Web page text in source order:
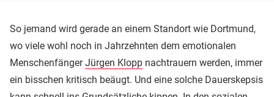
So jemand wird gerade an einem Standort wie Dortmund,
wo viele wohl noch in Jahrzehnten dem emotionalen
MenschenfängerJürgen Klopp nachtrauern werden, immer
ein bisschen kritisch beäugt. Und eine solche Dauerskepsis